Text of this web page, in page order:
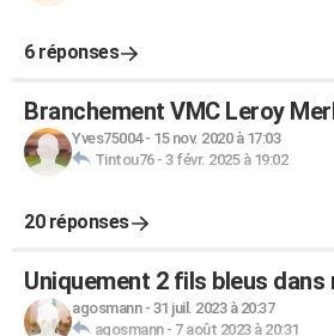
6 réponses
Branchement VMC Leroy
Yves75004- 15 nov. 2020 à 17:03
Tintou76- 3 févr. 2025 à 19:02
20 réponses
Uniquement 2 fils bleus
agosmann- 31 juil. 2023 à 20:37
agosmann- 7 août 2023 à 20:31